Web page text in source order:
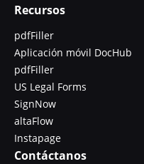
Recursos
pdfFiller
Aplicación móvil DocHub
pdfFiller
US Legal Forms
SignNow
altaFlow
Instapage
Contáctanos